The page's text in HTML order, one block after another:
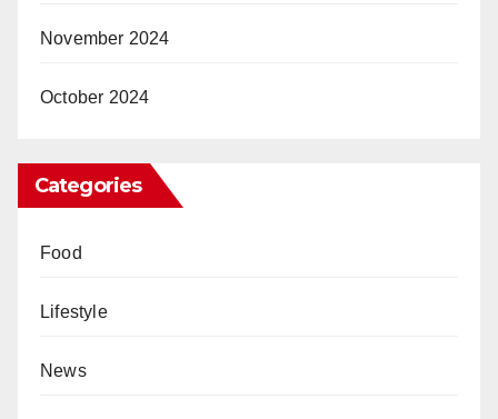
November 2024
October 2024
Categories
Food
Lifestyle
News